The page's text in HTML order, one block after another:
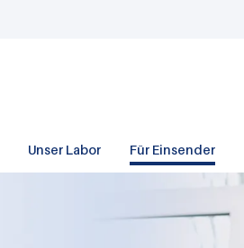
Unser Labor Für Einsender